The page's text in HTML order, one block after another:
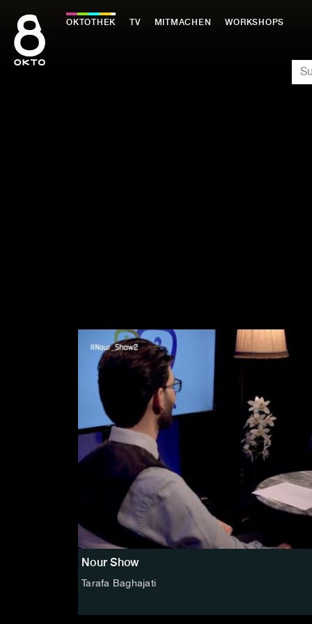
Inhalt
springen
OKTOTHEK TV MITMACHEN WORKSHOPS
Nour Show
Tarafa Baghajati